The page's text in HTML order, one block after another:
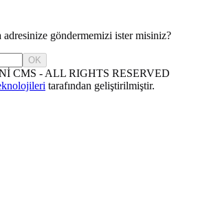
adresinize göndermemizi ister misiniz?
OK
CMS - ALL RIGHTS RESERVED
tarafından geliştirilmiştir.